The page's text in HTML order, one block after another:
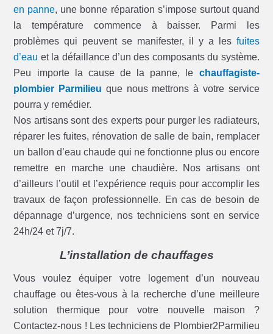
en panne, une bonne réparation s’impose surtout quand
la température commence à baisser. Parmi les
problèmes qui peuvent se manifester, il y a les fuites
d’eau et la défaillance d’un des composants du système.
Peu importe la cause de la panne, le chauffagiste-
plombier Parmilieu que nous mettrons à votre service
pourra y remédier.
Nos artisans sont des experts pour purger les radiateurs,
réparer les fuites, rénovation de salle de bain, remplacer
un ballon d’eau chaude qui ne fonctionne plus ou encore
remettre en marche une chaudière. Nos artisans ont
d’ailleurs l’outil et l’expérience requis pour accomplir les
travaux de façon professionnelle. En cas de besoin de
dépannage d’urgence, nos techniciens sont en service
24h/24 et 7j/7.
L’installation de chauffages
Vous voulez équiper votre logement d’un nouveau
chauffage ou êtes-vous à la recherche d’une meilleure
solution thermique pour votre nouvelle maison ?
Contactez-nous ! Les techniciens de Plombier2Parmilieu